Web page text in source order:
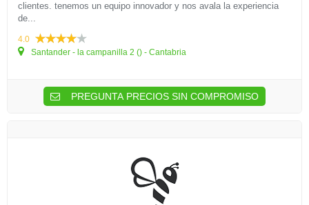
clientes. tenemos un equipo innovador y nos avala la experiencia
de...
4.0
Santander - la campanilla 2 () - Cantabria
PREGUNTA PRECIOS SIN COMPROMISO